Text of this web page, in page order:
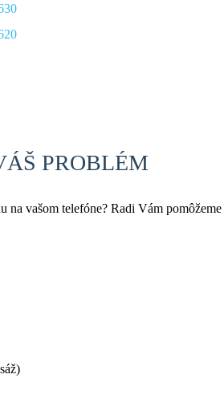
PROBLÉM
na vašom telefóne? Radi Vám pomôžeme